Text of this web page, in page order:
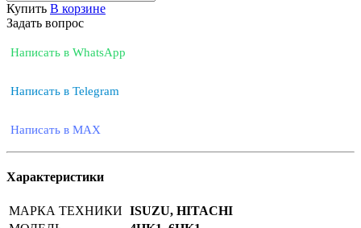
Купить В корзине
Задать вопрос
Написать в WhatsApp
Написать в Telegram
Написать в MAX
Характеристики
МАРКА ТЕХНИКИ ISUZU, HITACHI